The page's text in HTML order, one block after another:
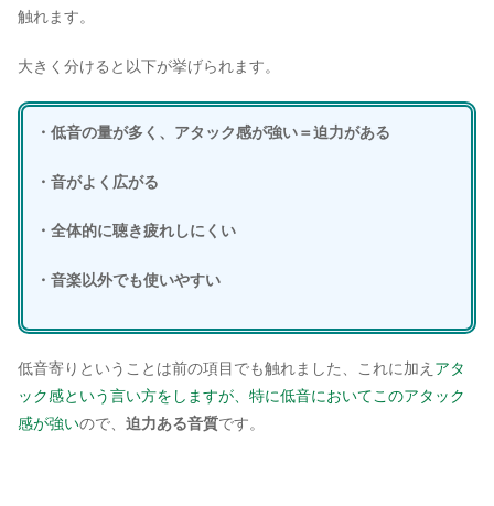
触れます。
大きく分けると以下が挙げられます。
・低音の量が多く、アタック感が強い＝迫力がある
・音がよく広がる
・全体的に聴き疲れしにくい
・音楽以外でも使いやすい
低音寄りということは前の項目でも触れました、これに加え アタ
ック感という言い方をしますが、特に低音においてこのアタック
感が強いので、 迫力ある音質です。